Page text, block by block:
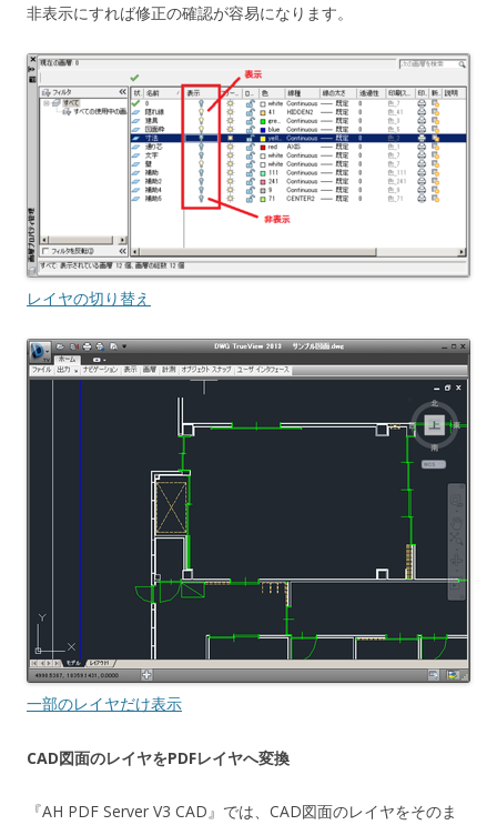
非表示にすれば修正の確認が容易になります。
レイヤの切り替え
一部のレイヤだけ表示
CAD図面のレイヤをPDFレイヤへ変換
『AH PDF Server V3 CAD』では、CAD図面のレイヤをそのま